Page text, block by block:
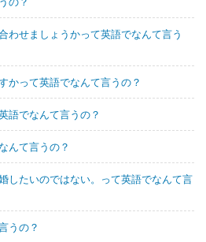
わせましょうかって英語でなんて言う
かって英語でなんて言うの？
語でなんて言うの？
んて言うの？
したいのではない。って英語でなんて言
うの？